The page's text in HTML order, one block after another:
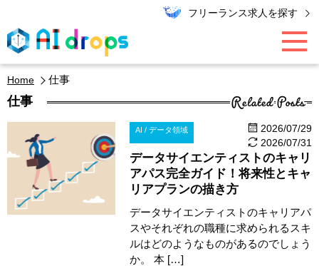
フリーランス求人を探す
AI / データ領域
PMO / マーケター
エンジニア
Home 仕事
仕事 Related Posts
AI / データ領域
2026/07/29
2026/07/31
データサイエンティストのキャリ
アパス完全ガイド！将来性とキャ
リアプランの描き方
データサイエンティストのキャリアパ
スやそれぞれの職種に求められるスキ
ルはどのようなものがあるのでしょう
か。 本 […]